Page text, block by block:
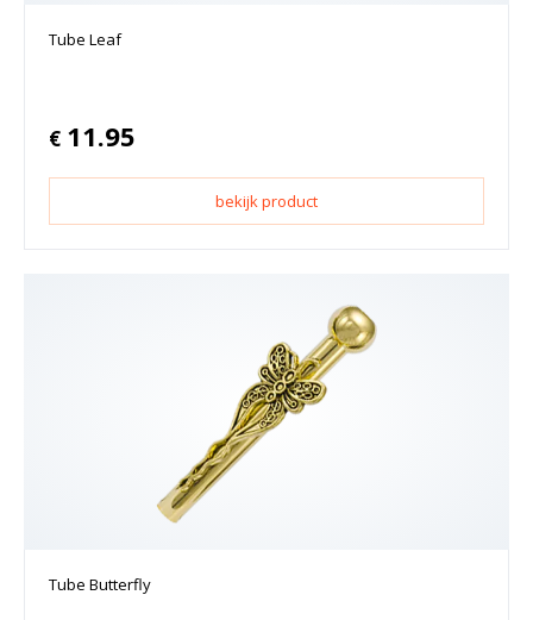
Tube Leaf
€ 11.95
bekijk product
Tube Butterfly